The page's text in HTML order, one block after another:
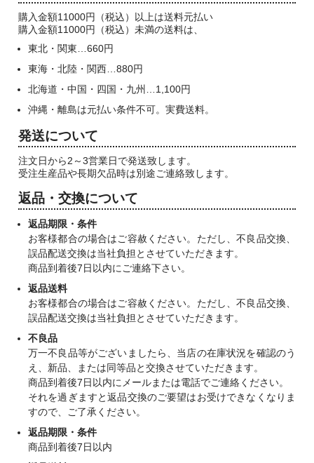
購入金額11000円（税込）以上は送料元払い
購入金額11000円（税込）未満の送料は、
東北・関東…660円
東海・北陸・関西…880円
北海道・中国・四国・九州…1,100円
沖縄・離島は元払い条件不可。実費送料。
発送について
注文日から2～3営業日で発送致します。
受注生産品や長期欠品時は別途ご連絡致します。
返品・交換について
返品期限・条件
お客様都合の場合はご容赦ください。ただし、不良品交換、
誤品配送交換は当社負担とさせていただきます。
商品到着後7日以内にご連絡下さい。
返品送料
お客様都合の場合はご容赦ください。ただし、不良品交換、
誤品配送交換は当社負担とさせていただきます。
不良品
万一不良品等がございましたら、当店の在庫状況を確認のう
え、新品、または同等品と交換させていただきます。
商品到着後7日以内にメールまたは電話でご連絡ください。
それを過ぎますと返品交換のご要望はお受けできなくなりま
すので、ご了承ください。
返品期限・条件
商品到着後7日以内